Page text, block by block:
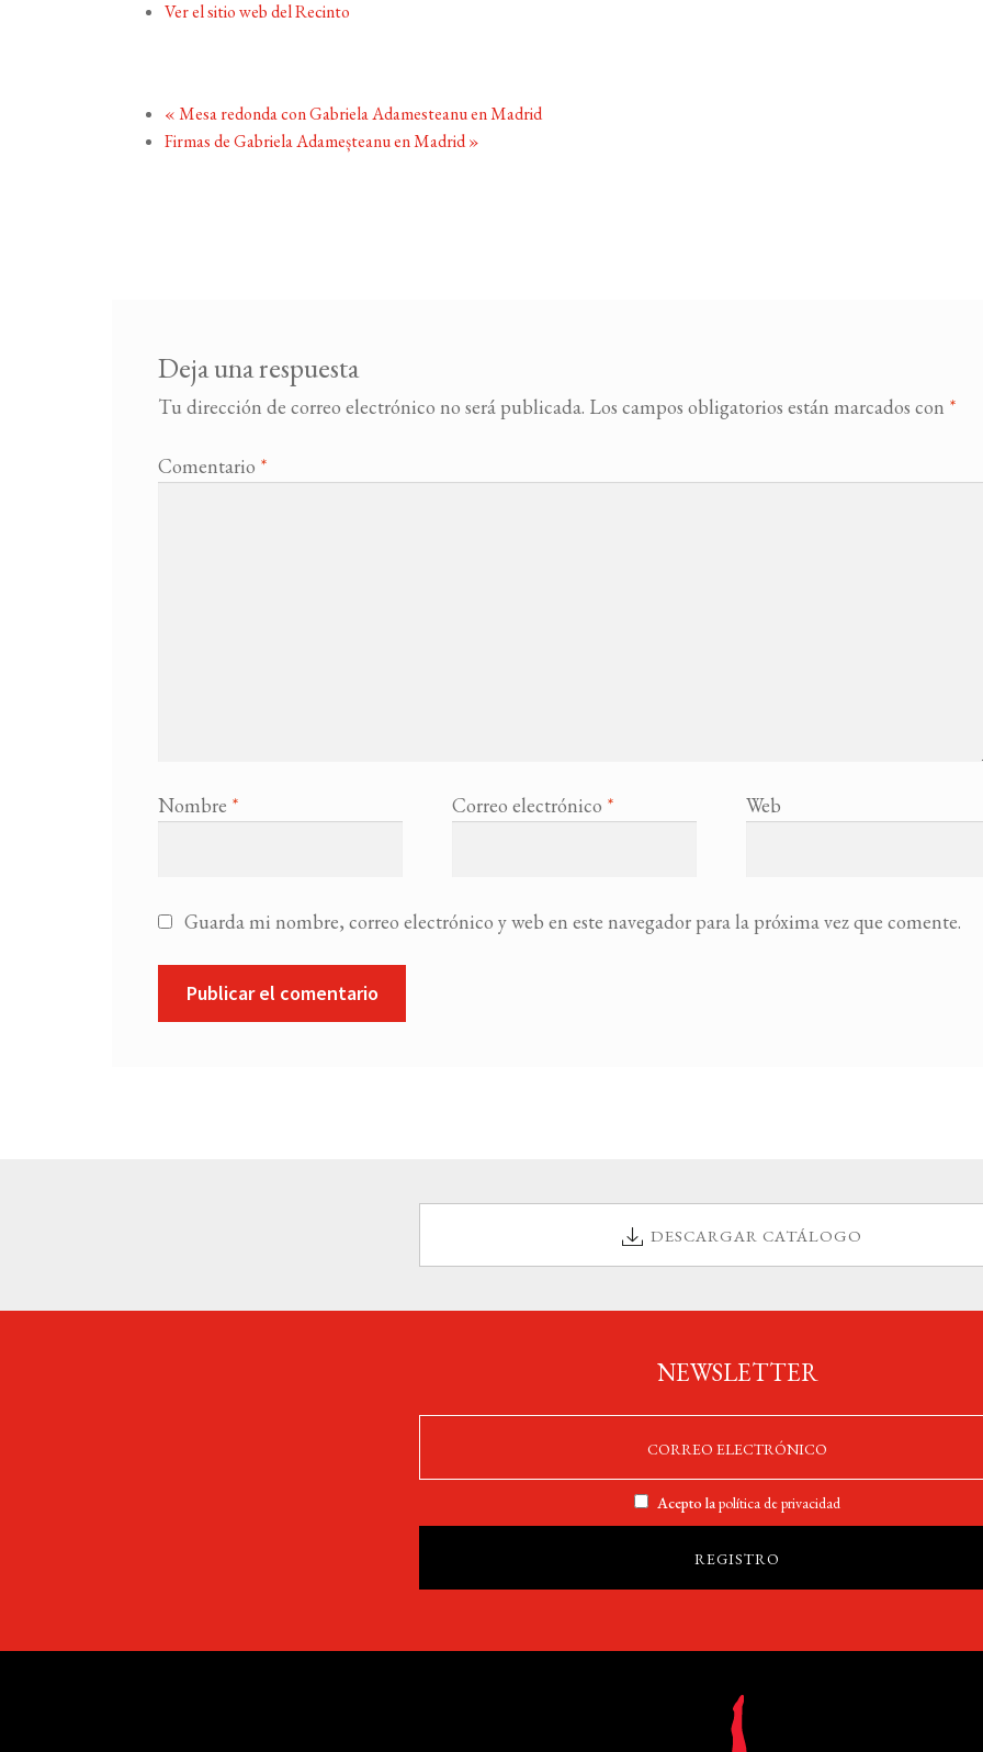
Ver el sitio web del Recinto
«Mesa redonda con Gabriela Adamesteanu en Madrid
Firmas de Gabriela Adameșteanu en Madrid»
Deja una respuesta
Tu dirección de correo electrónico no será publicada. Los campos obligatorios están marcados con *
Comentario *
Nombre * Correo electrónico * Web
Guarda mi nombre, correo electrónico y web en este navegador para la próxima vez que comente.
DESCARGAR CATÁLOGO
NEWSLETTER
Acepto lapolítica de privacidad